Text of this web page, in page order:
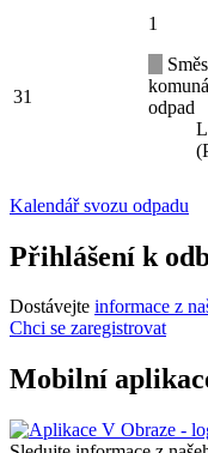
31
1
odpad
Kalendář svozu odpadu
Přihlášení k
Dostávejte informace z
Chci se zaregistrovat
Mobilní